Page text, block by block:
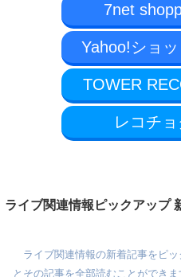
7net
Yahoo!ショ
TOWER
レコチ
ライブ関連情報ピックアップ
ライブ関連情報の新着記事をピ
とその記事を全部読むことができ